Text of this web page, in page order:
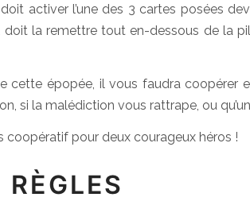
activer l’une des 3 cartes posées
doit la remettre tout en-dessous de la
cette épopée, il vous faudra coopérer
si la malédiction vous rattrape, ou
coopératif pour deux courageux héros !